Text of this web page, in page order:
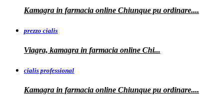
Kamagra in farmacia online Chiunque pu ordinare....
prezzo cialis
Viagra, kamagra in farmacia online Chi...
cialis professional
Kamagra in farmacia online Chiunque pu ordinare....